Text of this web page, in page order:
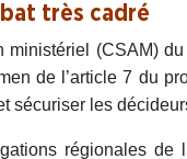
très cadré
ministériel (CSAM)
de l’article 7 du
sécuriser les
régionales